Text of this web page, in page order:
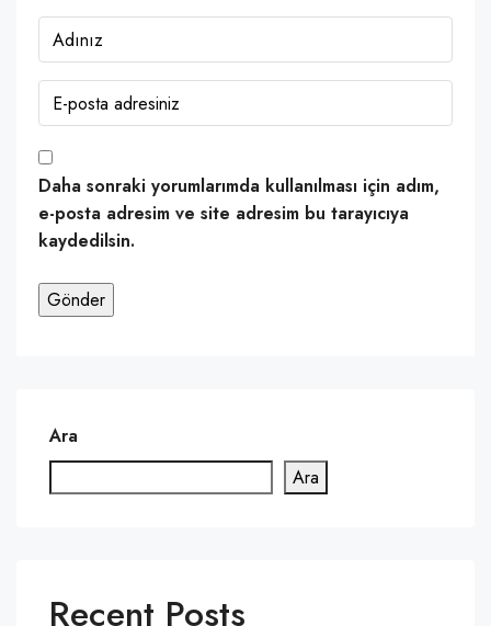
Daha sonraki yorumlarımda kullanılması için adım,
e-posta adresim ve site adresim bu tarayıcıya
kaydedilsin.
Ara
Ara
Recent Posts